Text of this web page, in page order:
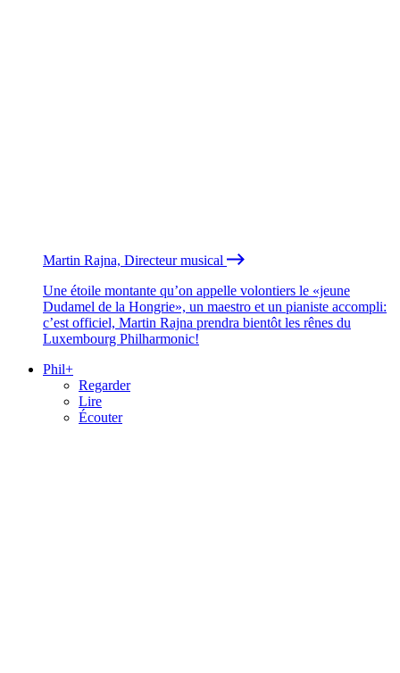
Martin Rajna, Directeur musical
Une étoile montante qu’on appelle volontiers le «jeune
Dudamel de la Hongrie», un maestro et un pianiste accompli:
c’est officiel, Martin Rajna prendra bientôt les rênes du
Luxembourg Philharmonic!
Phil+
Regarder
Lire
Écouter